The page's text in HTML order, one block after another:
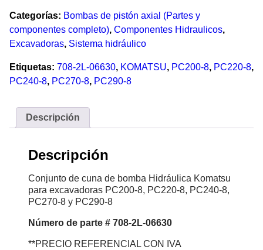
Categorías: Bombas de pistón axial (Partes y
componentes completo), Componentes Hidraulicos,
Excavadoras, Sistema hidráulico
Etiquetas: 708-2L-06630, KOMATSU, PC200-8, PC220-8,
PC240-8, PC270-8, PC290-8
Descripción
Descripción
Conjunto de cuna de bomba Hidráulica Komatsu
para excavadoras PC200-8, PC220-8, PC240-8,
PC270-8 y PC290-8
Número de parte # 708-2L-06630
**PRECIO REFERENCIAL CON IVA